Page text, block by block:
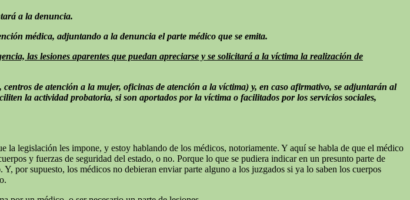
a la denuncia.
médica, adjuntando a la denuncia el parte médico que se emita.
las lesiones aparentes que puedan apreciarse y se solicitará a la víctima la realización de
de atención a la mujer, oficinas de atención a la víctima) y, en caso afirmativo, se adjuntarán al
la actividad probatoria, si son aportados por la víctima o facilitados por los servicios sociales,
legislación les impone, y estoy hablando de los médicos, notoriamente. Y aquí se habla de que el médico
y fuerzas de seguridad del estado, o no. Porque lo que se pudiera indicar en un presunto parte de
por supuesto, los médicos no debieran enviar parte alguno a los juzgados si ya lo saben los cuerpos